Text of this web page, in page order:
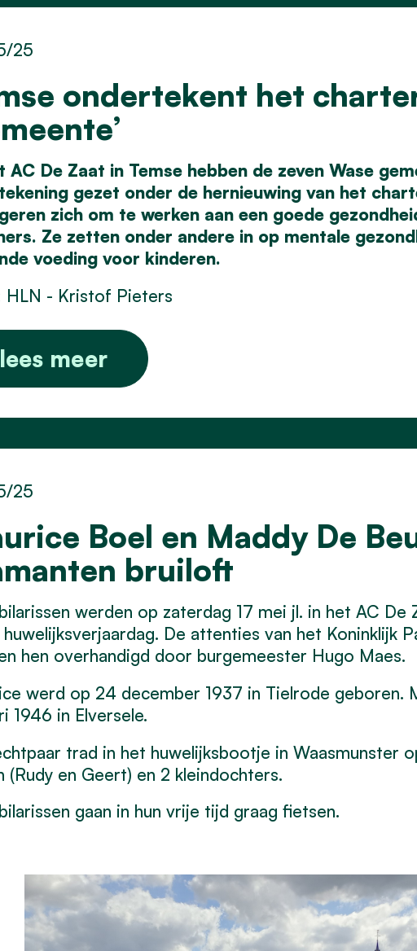
ondertekent het
25
AC De Zaat in Temse hebben de zeven Wase
gezet onder de hernieuwing van het
zich om te werken aan een goede
Ze zetten onder andere in op mentale
voeding voor kinderen.
HLN - Kristof Pieters
lees meer
Boel en Maddy De
bruiloft
25
werden op zaterdag 17 mei jl. in het AC De
De attenties van het Koninklijk
hen overhandigd door burgemeester Hugo Maes.
werd op 24 december 1937 in Tielrode geboren.
1946 in Elversele.
trad in het huwelijksbootje in Waasmunster
(Rudy en Geert) en 2 kleindochters.
gaan in hun vrije tijd graag fietsen.